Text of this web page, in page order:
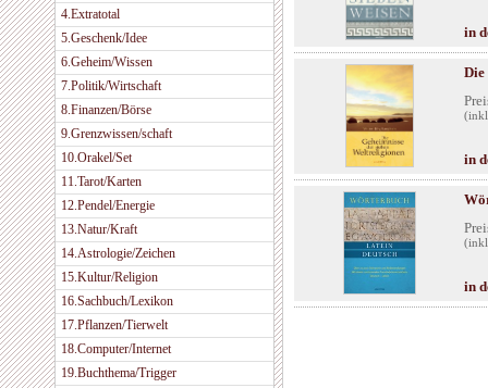
4.Extratotal
5.Geschenk/Idee
6.Geheim/Wissen
7.Politik/Wirtschaft
8.Finanzen/Börse
9.Grenzwissen/schaft
10.Orakel/Set
11.Tarot/Karten
12.Pendel/Energie
13.Natur/Kraft
14.Astrologie/Zeichen
15.Kultur/Religion
16.Sachbuch/Lexikon
17.Pflanzen/Tierwelt
18.Computer/Internet
19.Buchthema/Trigger
in
Die
in
in